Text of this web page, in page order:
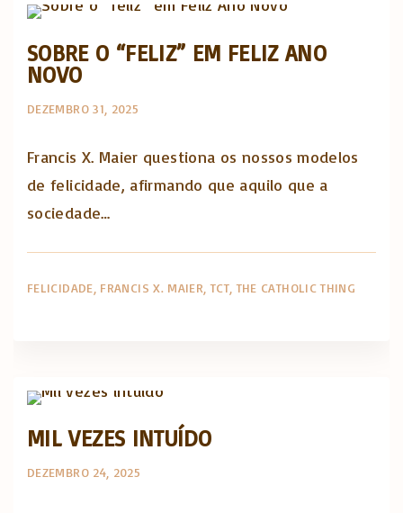
SOBRE O “FELIZ” EM FELIZ ANO
NOVO
DEZEMBRO 31, 2025
Francis X. Maier questiona os nossos modelos
de felicidade, afirmando que aquilo que a
sociedade…
FELICIDADE FRANCIS X. MAIER TCT THE CATHOLIC THING
MIL VEZES INTUÍDO
DEZEMBRO 24, 2025